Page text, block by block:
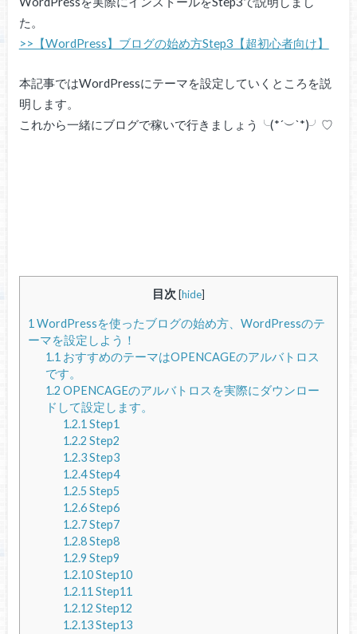
た。
>>【WordPress】ブログの始め方Step3【超初心者向け】
本記事ではWordPressにテーマを設定していくところを説
明します。
これから一緒にブログで稼いで行きましょう╰(*´︶`*)╯♡
目次 [hide]
1 WordPressを使ったブログの始め方、WordPressのテ
ーマを設定しよう！
1.1 おすすめのテーマはOPENCAGEのアルバトロス
です。
1.2 OPENCAGEのアルバトロスを実際にダウンロー
ドして設定します。
1.2.1 Step1
1.2.2 Step2
1.2.3Step3
1.2.4Step4
1.2.5 Step5
1.2.6Step6
1.2.7Step7
1.2.8Step8
1.2.9 Step9
1.2.10Step10
1.2.11 Step11
1.2.12 Step12
1.2.13Step13